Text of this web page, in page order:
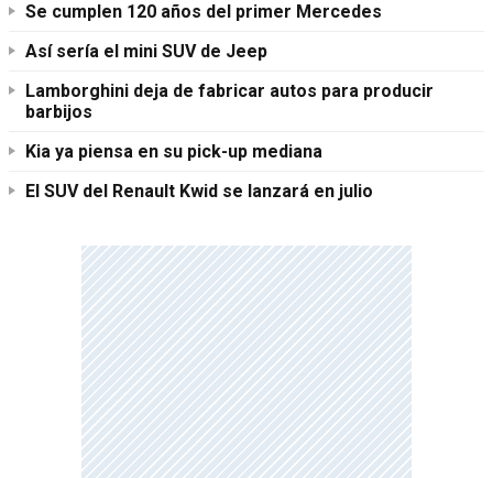
Se cumplen 120 años del primer Mercedes
Así sería el mini SUV de Jeep
Lamborghini deja de fabricar autos para producir
barbijos
Kia ya piensa en su pick-up mediana
El SUV del Renault Kwid se lanzará en julio